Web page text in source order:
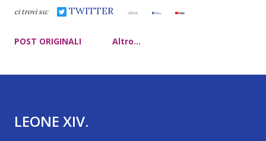
ci trovi su: TWITTER
POST ORIGINALI Altro…
LEONE XIV.